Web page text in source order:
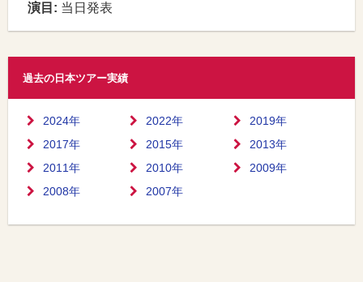
演目: 当日発表
過去の日本ツアー実績
2024年 2022年
2019年
2017年
2015年
2013年
2011年
2010年
2009年
2008年
2007年